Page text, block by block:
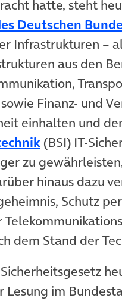
hatte, steht
Deutschen
Infrastrukturen –
aus den
Finanz- und
einhalten und
(öffnet in
(BSI) IT-
zu
hinaus dazu
Schutz
dem Stand der
im